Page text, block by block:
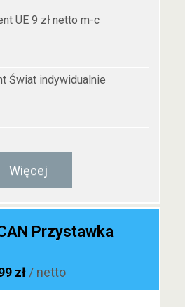
UE 9 zł netto m-c
Świat indywidualnie
Więcej
Przystawka
zł / netto